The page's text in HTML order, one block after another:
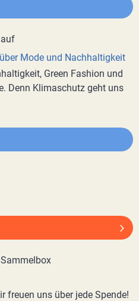
Mode und Nachhaltigkeit
Green Fashion und
Denn Klimaschutz geht uns
freuen uns über jede Spende!